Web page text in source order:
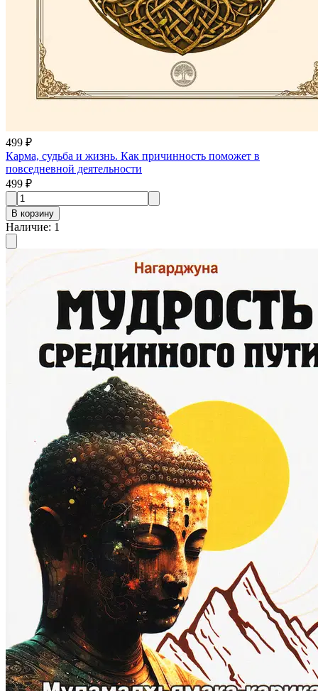
499 ₽
Карма, судьба и жизнь. Как причинность поможет в
повседневной деятельности
499 ₽
В корзину
Наличие: 1